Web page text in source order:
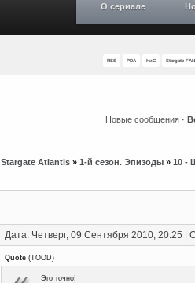
О сериале
RSS PDA НиС Stargate
Новые сообщения ·
Stargate Atlantis » 1-й сезон. Эпизоды » 10 -
Дата: Четверг, 09 Сентября 2010, 20:25 |
Quote (TOOD)
Это точно!